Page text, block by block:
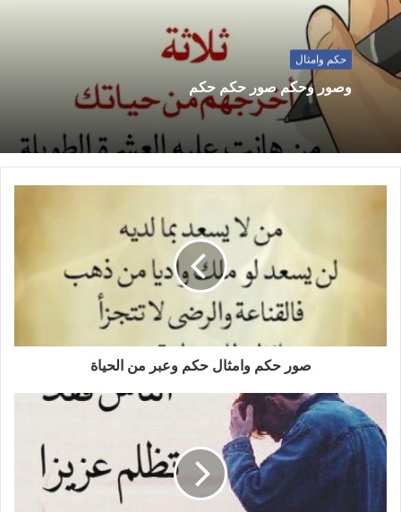
حكم وامثال
وصور وحكم صور حكم حكم
صور حكم وامثال حكم وعبر من الحياة